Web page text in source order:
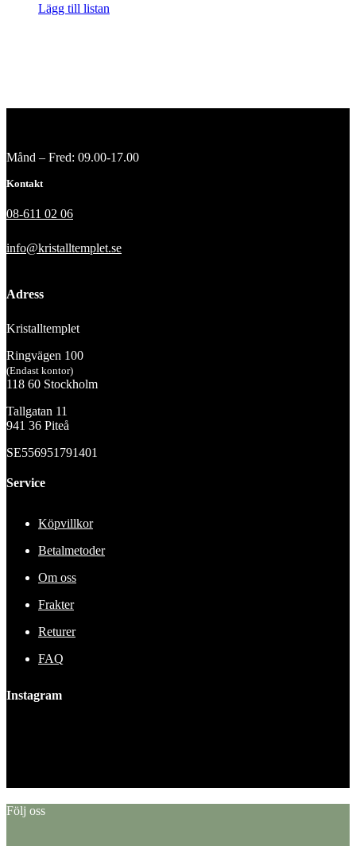
Lägg till listan
Månd – Fred: 09.00-17.00
Kontakt
08-611 02 06
info@kristalltemplet.se
Adress
Kristalltemplet
Ringvägen 100
(Endast kontor)
118 60 Stockholm
Tallgatan 11
941 36 Piteå
SE556951791401
Service
Köpvillkor
Betalmetoder
Om oss
Frakter
Returer
FAQ
Instagram
Följ oss